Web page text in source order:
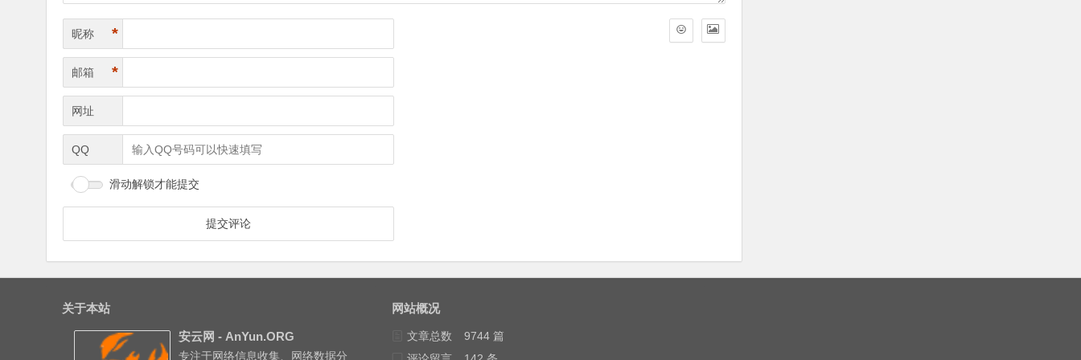
昵称 *
邮箱 *
网址
QQ
滑动解锁才能提交
关于本站
安云网 - AnYun.ORG
专注于网络信息收集、网络数据分
网站概况
文章总数
9744 篇